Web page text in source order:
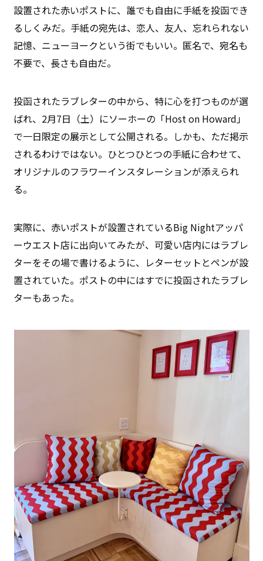
設置された赤いポストに、誰でも自由に手紙を投函でき
るしくみだ。手紙の宛先は、恋人、友人、忘れられない
記憶、ニューヨークという街でもいい。匿名で、宛名も
不要で、長さも自由だ。
投函されたラブレターの中から、特に心を打つものが選
ばれ、2月7日（土）にソーホーの「Host on Howard」
で一日限定の展示として公開される。しかも、ただ掲示
されるわけではない。ひとつひとつの手紙に合わせて、
オリジナルのフラワーインスタレーションが添えられ
る。
実際に、赤いポストが設置されているBig Nightアッパ
ーウエスト店に出向いてみたが、可愛い店内にはラブレ
ターをその場で書けるように、レターセットとペンが設
置されていた。ポストの中にはすでに投函されたラブレ
ターもあった。